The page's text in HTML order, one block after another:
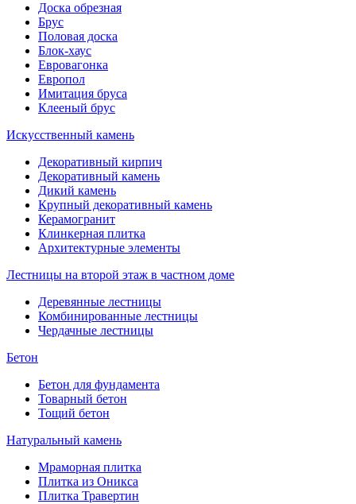
Доска обрезная
Брус
Половая доска
Блок-хаус
Евровагонка
Европол
Имитация бруса
Клееный брус
Искусственный камень
Декоративный кирпич
Декоративный камень
Дикий камень
Крупный декоративный камень
Керамогранит
Клинкерная плитка
Архитектурные элементы
Лестницы на второй этаж в частном доме
Деревянные лестницы
Комбинированные лестницы
Чердачные лестницы
Бетон
Бетон для фундамента
Товарный бетон
Тощий бетон
Натуральный камень
Мраморная плитка
Плитка из Оникса
Плитка Травертин